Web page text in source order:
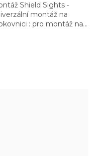
Shield Sights -
montáž na
: pro montáž na